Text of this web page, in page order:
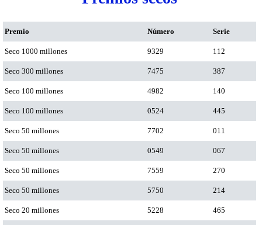
Premio Número Serie
Seco 1000 millones 9329 112
Seco 300 millones 7475 387
Seco 100 millones 4982 140
Seco 100 millones 0524 445
Seco 50 millones 7702 011
Seco 50 millones 0549 067
Seco 50 millones 7559 270
Seco 50 millones 5750 214
Seco 20 millones 5228 465